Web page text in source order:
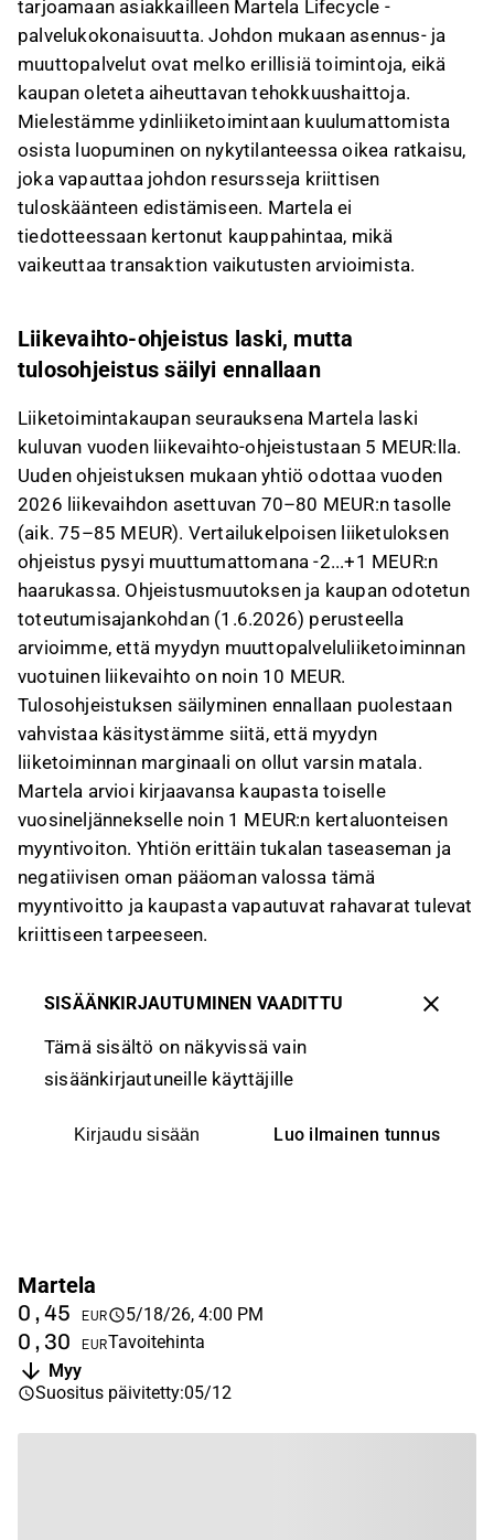
tarjoamaan asiakkailleen Martela Lifecycle -
palvelukokonaisuutta. Johdon mukaan asennus- ja
muuttopalvelut ovat melko erillisiä toimintoja, eikä
kaupan oleteta aiheuttavan tehokkuushaittoja.
Mielestämme ydinliiketoimintaan kuulumattomista
osista luopuminen on nykytilanteessa oikea ratkaisu,
joka vapauttaa johdon resursseja kriittisen
tuloskäänteen edistämiseen. Martela ei
tiedotteessaan kertonut kauppahintaa, mikä
vaikeuttaa transaktion vaikutusten arvioimista.
Liikevaihto-ohjeistus laski, mutta
tulosohjeistus säilyi ennallaan
Liiketoimintakaupan seurauksena Martela laski
kuluvan vuoden liikevaihto-ohjeistustaan 5 MEUR:lla.
Uuden ohjeistuksen mukaan yhtiö odottaa vuoden
2026 liikevaihdon asettuvan 70–80 MEUR:n tasolle
(aik. 75–85 MEUR). Vertailukelpoisen liiketuloksen
ohjeistus pysyi muuttumattomana -2...+1 MEUR:n
haarukassa. Ohjeistusmuutoksen ja kaupan odotetun
toteutumisajankohdan (1.6.2026) perusteella
arvioimme, että myydyn muuttopalveluliiketoiminnan
vuotuinen liikevaihto on noin 10 MEUR.
Tulosohjeistuksen säilyminen ennallaan puolestaan
vahvistaa käsitystämme siitä, että myydyn
liiketoiminnan marginaali on ollut varsin matala.
Martela arvioi kirjaavansa kaupasta toiselle
vuosineljännekselle noin 1 MEUR:n kertaluonteisen
myyntivoiton. Yhtiön erittäin tukalan taseaseman ja
negatiivisen oman pääoman valossa tämä
myyntivoitto ja kaupasta vapautuvat rahavarat tulevat
kriittiseen tarpeeseen.
SISÄÄNKIRJAUTUMINEN VAADITTU
Tämä sisältö on näkyvissä vain
sisäänkirjautuneille käyttäjille
Kirjaudu sisään Luo ilmainen tunnus
Martela
0,45 EUR 5/18/26, 4:00 PM
0,30 EURTavoitehinta
Myy
Suositus päivitetty:05/12